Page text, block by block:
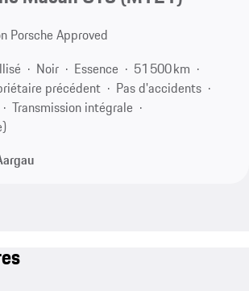
Porsche Approved
Noir Essence
51 500 km
précédent
Pas d'accidents
Transmission intégrale